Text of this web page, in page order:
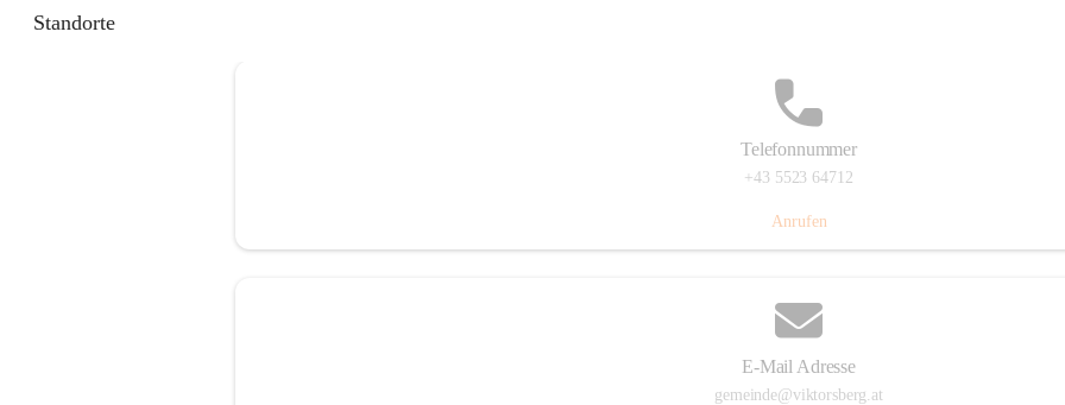
Standorte
Telefonnummer
+43 5523 64712
Anrufen
E-Mail Adresse
gemeinde@viktorsberg.at